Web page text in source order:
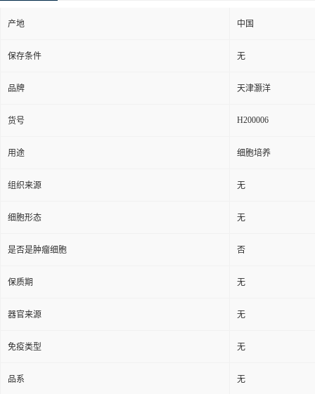
产地 中国
保存条件 无
品牌 天津灏洋
货号 H200006
用途 细胞培养
组织来源 无
细胞形态 无
是否是肿瘤细胞 否
保质期 无
器官来源 无
免疫类型 无
品系 无